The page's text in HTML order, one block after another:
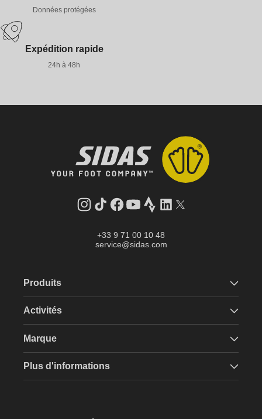
Données protégées
Expédition rapide
24h à 48h
Instagram
Tik
Facebook
YouTube
StravaLinkedInTwitter
+33 9 71 00 10 48
service@sidas.com
Produits
Activités
Marque
Plus d'informations